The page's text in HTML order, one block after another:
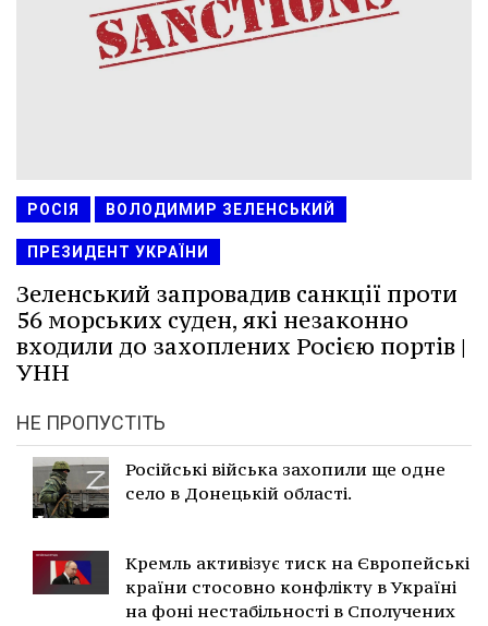
РОСІЯ ВОЛОДИМИР ЗЕЛЕНСЬКИЙ
ПРЕЗИДЕНТ УКРАЇНИ
Зеленський запровадив санкції проти
56 морських суден, які незаконно
входили до захоплених Росією портів |
УНН
НЕ ПРОПУСТІТЬ
Російські війська захопили ще одне
село в Донецькій області.
Кремль активізує тиск на Європейські
країни стосовно конфлікту в Україні
на фоні нестабільності в Сполучених